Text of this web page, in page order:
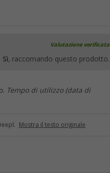
Valutazione verificata
Sì, raccomando questo prodotto.
Tempo di utilizzo (data di
Mostra il testo originale